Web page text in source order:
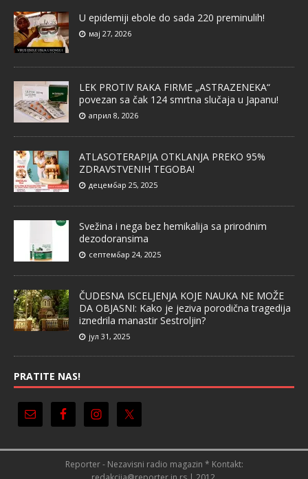
U epidemiji ebole do sada 220 preminulih!
мај 27, 2026
LEK PROTIV RAKA FIRME „ASTRAZENEKA“
povezan sa čak 124 smrtna slučaja u Japanu!
април 8, 2026
ATLASOTERAPIJA OTKLANJA PREKO 95%
ZDRAVSTVENIH TEGOBA!
децембар 25, 2025
Svežina i nega bez hemikalija sa prirodnim
dezodoransima
септембар 24, 2025
ČUDESNA ISCELJENJA KOJE NAUKA NE MOŽE
DA OBJASNI: Kako je jeziva porodična tragedija
iznedrila manastir Sestroljin?
јул 31, 2025
PRATITE NAS!
Reporter - Nezavisni radio magazin * Kontakt: